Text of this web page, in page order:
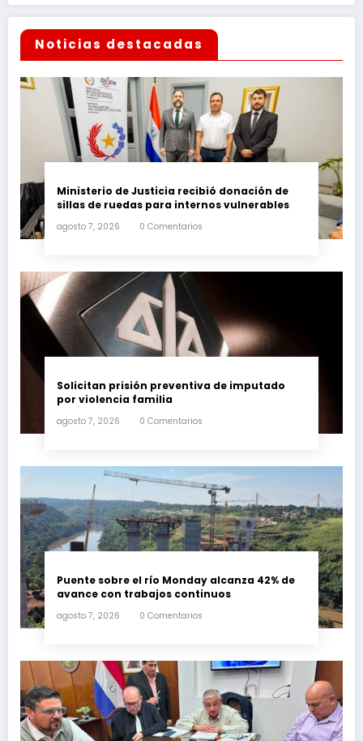
Noticias destacadas
Ministerio de Justicia recibió donación de
sillas de ruedas para internos vulnerables
agosto 7, 2026 0 Comentarios
Solicitan prisión preventiva de imputado
por violencia familia
agosto 7, 2026 0 Comentarios
Puente sobre el río Monday alcanza 42% de
avance con trabajos continuos
agosto 7, 2026 0 Comentarios